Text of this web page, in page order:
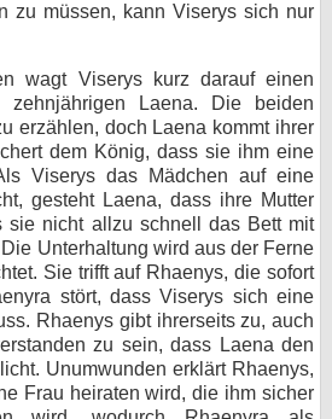
zu müssen, kann Viserys sich nur
wagt Viserys kurz darauf einen
zehnjährigen Laena. Die beiden
erzählen, doch Laena kommt ihrer
dem König, dass sie ihm eine
Viserys das Mädchen auf eine
gesteht Laena, dass ihre Mutter
sie nicht allzu schnell das Bett mit
Unterhaltung wird aus der Ferne
Sie trifft auf Rhaenys, die sofort
stört, dass Viserys sich eine
Rhaenys gibt ihrerseits zu, auch
zu sein, dass Laena den
Unumwunden erklärt Rhaenys,
Frau heiraten wird, die ihm sicher